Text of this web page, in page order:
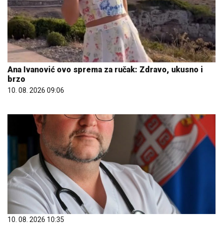
Ana Ivanović ovo sprema za ručak: Zdravo, ukusno i
brzo
10. 08. 2026 09:06
10. 08. 2026 10:35
ДИРЕКТОР УКЦ НИШ ПОДНЕО ОСТАВКУ НА